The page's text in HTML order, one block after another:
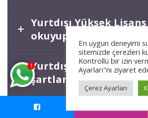
Yurtdışı Yüksek
okuyup Türkiye’de
Yurtdışı Master
şartları
Yurtdışında Yüksek
1
En uygun deneyimi
sitemizde çerezleri
Kontrollü bir izin
Ayarları"nı ziyaret
Çerez Ayarları